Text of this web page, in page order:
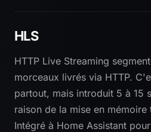
HLS
HTTP Live Streaming
morceaux livrés via HTTP.
partout, mais introduit 5 à 15
raison de la mise en
Intégré à Home Assistant